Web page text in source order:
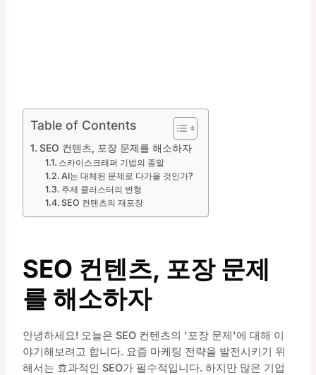
Table of Contents
SEO 컨텐츠, 포장 문제를 해소하자
스카이스크래퍼 기법의 종말
AI는 대체된 문제로 다가올 것인가?
주제 클러스터의 변형
SEO 컨텐츠의 재포장
SEO 컨텐츠, 포장 문제
를 해소하자
안녕하세요! 오늘은 SEO 컨텐츠의 '포장 문제'에 대해 이
야기해보려고 합니다. 요즘 마케팅 전략을 발전시키기 위
해서는 효과적인 SEO가 필수적입니다. 하지만 많은 기업